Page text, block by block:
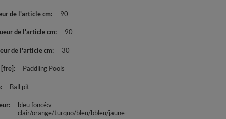
de l'article cm 90
de l'article cm 90
de l'article cm 30
[fre] Paddling Pools
Ball pit
bleu foncé:v
clair/orange/turquo/bleu/bbleu/jaune